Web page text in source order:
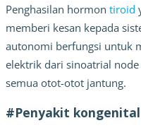
Penghasilan hormon tiroid
memberi kesan kepada
autonomi berfungsi untuk
elektrik dari sinoatrial
semua otot-otot jantung.
#Penyakit